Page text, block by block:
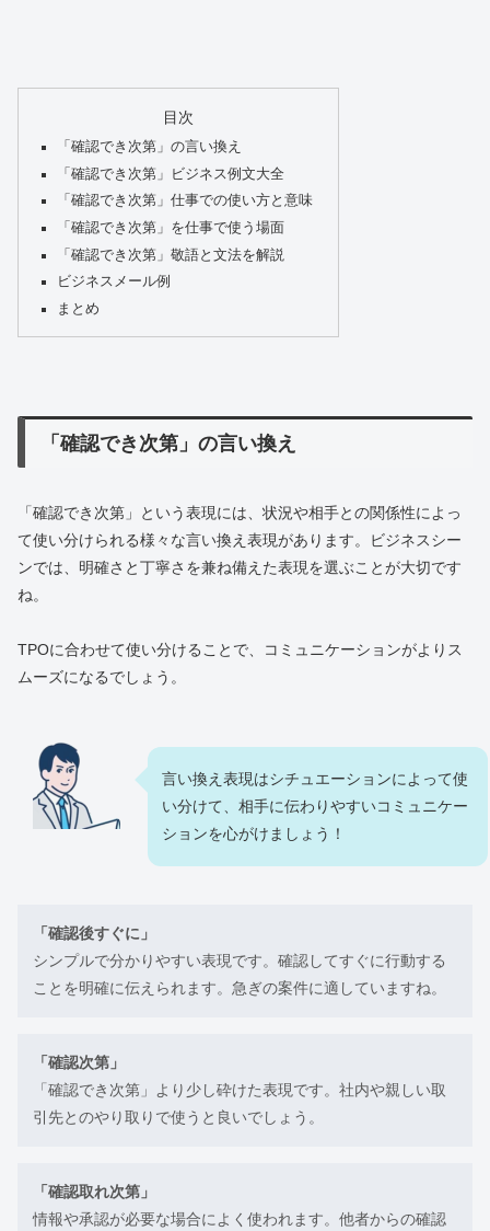
目次
「確認でき次第」の言い換え
「確認でき次第」ビジネス例文大全
「確認でき次第」仕事での使い方と意味
「確認でき次第」を仕事で使う場面
「確認でき次第」敬語と文法を解説
ビジネスメール例
まとめ
「確認でき次第」の言い換え
「確認でき次第」という表現には、状況や相手との関係性によっ
て使い分けられる様々な言い換え表現があります。ビジネスシー
ンでは、明確さと丁寧さを兼ね備えた表現を選ぶことが大切です
ね。
TPOに合わせて使い分けることで、コミュニケーションがよりス
ムーズになるでしょう。
言い換え表現はシチュエーションによって使
い分けて、相手に伝わりやすいコミュニケー
ションを心がけましょう！
「確認後すぐに」
シンプルで分かりやすい表現です。確認してすぐに行動する
ことを明確に伝えられます。急ぎの案件に適していますね。
「確認次第」
「確認でき次第」より少し砕けた表現です。社内や親しい取
引先とのやり取りで使うと良いでしょう。
「確認取れ次第」
情報や承認が必要な場合によく使われます。他者からの確認